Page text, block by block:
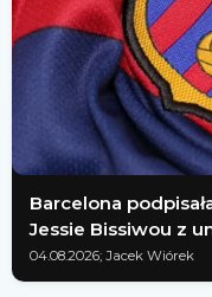
Barcelona
Jessie Bissiwou z
04.08.2026; Jacek Wiórek